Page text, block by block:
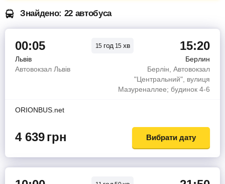
Знайдено: 22 автобуса
00:05 15 год 15 хв 15:20
Львів
Берлин
Автовокзал Львів
Берлін, Автовокзал
"Центральний", вулиця
Мазуреналлее; будинок 4-6
ORIONBUS.net
4 639грн Вибрати дату